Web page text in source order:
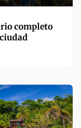
completo